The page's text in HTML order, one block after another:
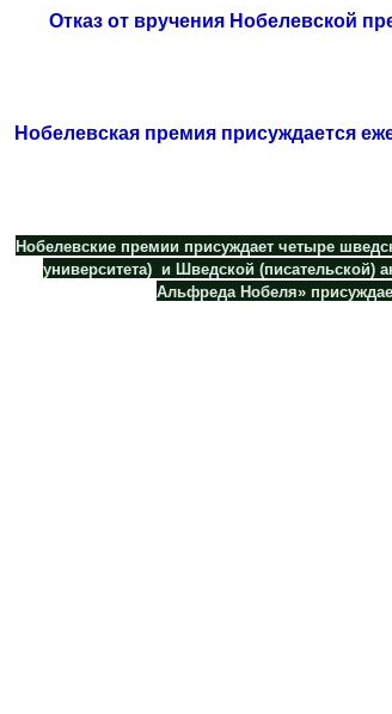
Отказ от вручения Нобелевской
Нобелевская премия присуждается
Нобелевские премии присуждает четыре
университета) и Шведской (писательской)
Альфреда Нобеля»